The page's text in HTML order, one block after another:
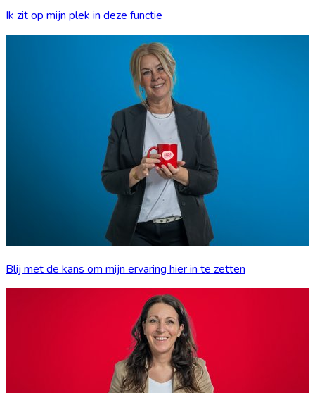
Ik zit op mijn plek in deze functie
Blij met de kans om mijn ervaring hier in te zetten